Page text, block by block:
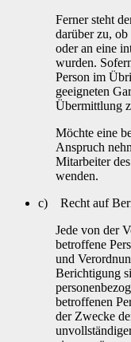
Ferner steht
darüber zu,
oder an eine
wurden.
Person im
geeigneten
Übermittlung
Möchte eine
Anspruch
Mitarbeiter
wenden.
c) Recht auf
Jede von der
betroffene
und
Berichtigung
betroffenen
der Zwecke